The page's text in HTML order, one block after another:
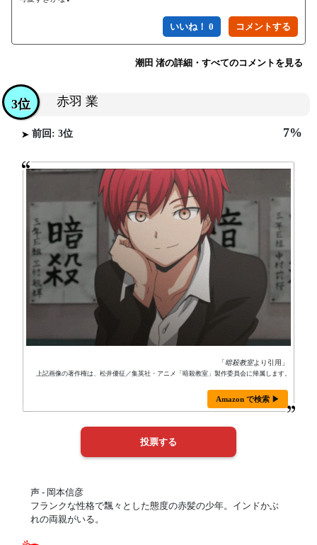
いいね！ 0
潮田 渚の詳細・すべてのコメントを見る
赤羽 業
3位
前回: 3位 7%
「暗殺教室より引用」
上記画像の著作権は、松井優征／集英社・アニメ「暗殺教室」製作委員会に帰属します。
Amazon で検索 ▶
声 - 岡本信彦
フランクな性格で飄々とした態度の赤髪の少年。インドかぶ
れの両親がいる。